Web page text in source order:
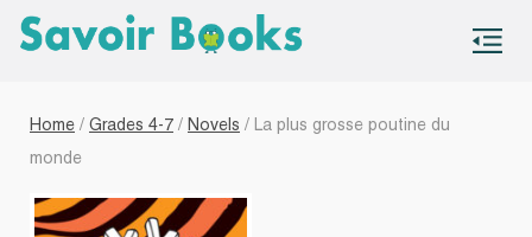
Home / Grades 4-7 / Novels / La plus grosse poutine du
monde